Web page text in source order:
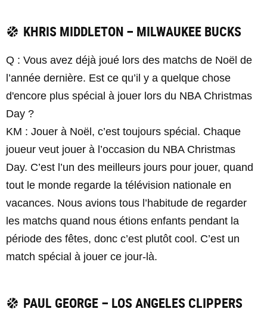
KHRIS MIDDLETON – MILWAUKEE BUCKS
Q : Vous avez déjà joué lors des matchs de Noël de
l’année dernière. Est ce qu’il y a quelque chose
d'encore plus spécial à jouer lors du NBA Christmas
Day ?
KM : Jouer à Noël, c’est toujours spécial. Chaque
joueur veut jouer à l’occasion du NBA Christmas
Day. C’est l’un des meilleurs jours pour jouer, quand
tout le monde regarde la télévision nationale en
vacances. Nous avions tous l’habitude de regarder
les matchs quand nous étions enfants pendant la
période des fêtes, donc c’est plutôt cool. C’est un
match spécial à jouer ce jour-là.
PAUL GEORGE – LOS ANGELES CLIPPERS